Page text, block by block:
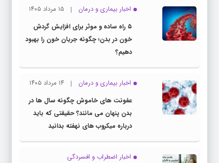
اخبار بیماری و درمان
۱۵ مرداد ۱۴۰۵
۵ راه ساده و موثر برای افزایش گردش
خون در بدن؛ چگونه جریان خون را بهبود
دهیم؟
اخبار بیماری و درمان
۱۴ مرداد ۱۴۰۵
عفونت های خاموش چگونه سال ها در
بدن پنهان می مانند؟ حقیقتی که باید
درباره میکروب های نهفته بدانید
اخبار اضطراب و افسردگی